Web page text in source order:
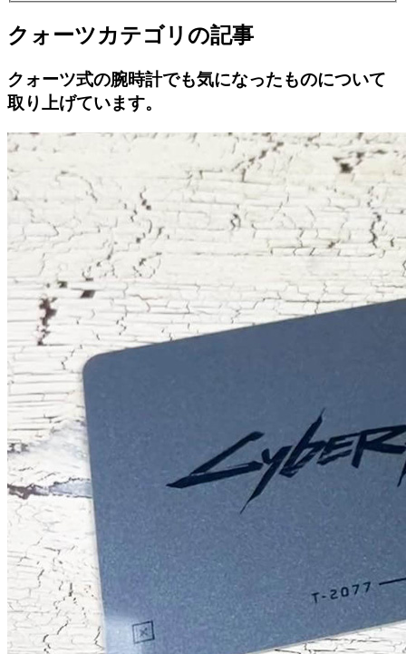
クォーツカテゴリの記事
クォーツ式の腕時計でも気になったものについて
取り上げています。